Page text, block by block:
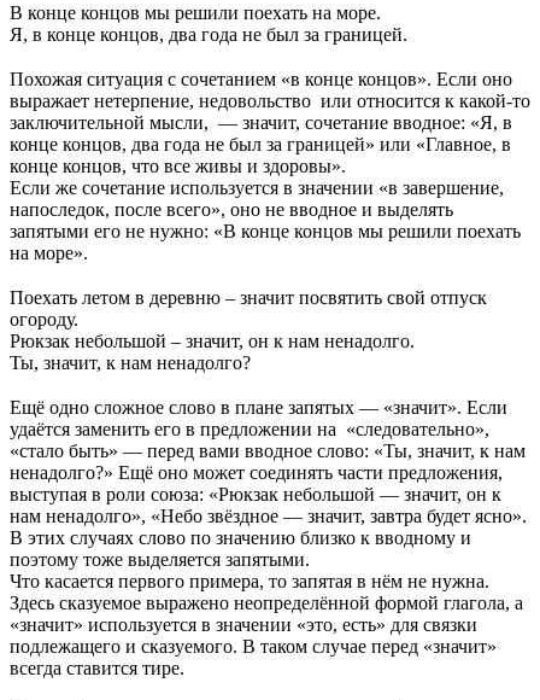
В конце концов мы решили поехать на море.
Я, в конце концов, два года не был за границей.
Похожая ситуация с сочетанием «в конце концов». Если оно
выражает нетерпение, недовольство или относится к какой-то
заключительной мысли, — значит, сочетание вводное: «Я, в
конце концов, два года не был за границей» или «Главное, в
конце концов, что все живы и здоровы».
Если же сочетание используется в значении «в завершение,
напоследок, после всего», оно не вводное и выделять
запятыми его не нужно: «В конце концов мы решили поехать
на море».
Поехать летом в деревню – значит посвятить свой отпуск
огороду.
Рюкзак небольшой – значит, он к нам ненадолго.
Ты, значит, к нам ненадолго?
Ещё одно сложное слово в плане запятых — «значит». Если
удаётся заменить его в предложении на «следовательно»,
«стало быть» — перед вами вводное слово: «Ты, значит, к нам
ненадолго?» Ещё оно может соединять части предложения,
выступая в роли союза: «Рюкзак небольшой — значит, он к
нам ненадолго», «Небо звёздное — значит, завтра будет ясно».
В этих случаях слово по значению близко к вводному и
поэтому тоже выделяется запятыми.
Что касается первого примера, то запятая в нём не нужна.
Здесь сказуемое выражено неопределённой формой глагола, а
«значит» используется в значении «это, есть» для связки
подлежащего и сказуемого. В таком случае перед «значит»
всегда ставится тире.